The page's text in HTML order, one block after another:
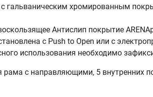
гальваническим хромированным
Антислип покрытие
с Push to Open или с
использования необходимо
рама с направляющими, 5 внутренних